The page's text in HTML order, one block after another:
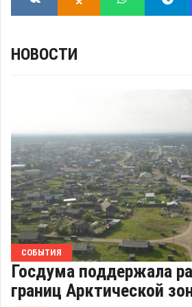
НОВОСТИ
СОБЫТИЯ
Госдума поддержала
границ Арктической